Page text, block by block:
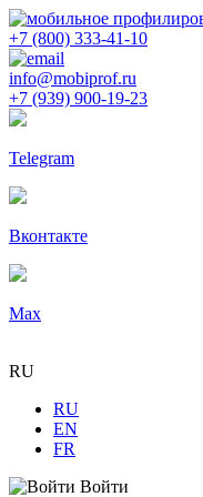
+7 (800) 333-41-10
info@mobiprof.ru
+7 (939) 900-19-23
Telegram
Вконтакте
Max
RU
RU
EN
FR
Войти